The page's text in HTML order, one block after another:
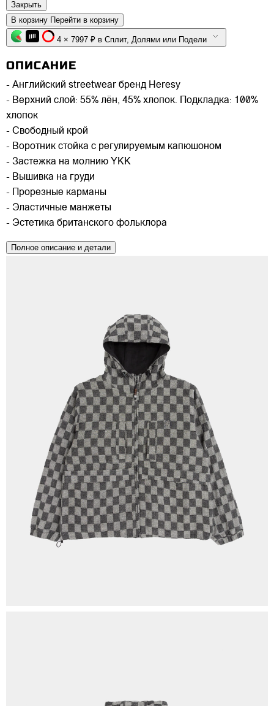
Закрыть
В корзину Перейти в корзину
4 × 7997 ₽ в Сплит, Долями или Подели
ОПИСАНИЕ
- Английский streetwear бренд Heresy
- Верхний слой: 55% лён, 45% хлопок. Подкладка: 100%
хлопок
- Свободный крой
- Воротник стойка с регулируемым капюшоном
- Застежка на молнию YKK
- Вышивка на груди
- Прорезные карманы
- Эластичные манжеты
- Эстетика британского фольклора
Полное описание и детали